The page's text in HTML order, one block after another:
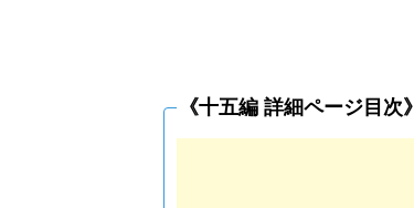
《十五編 詳細ページ目次》